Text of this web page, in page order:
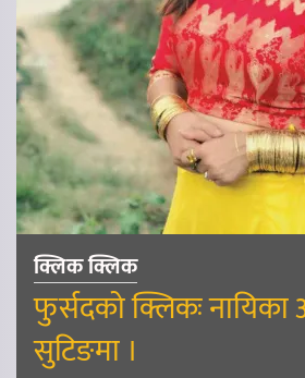
क्लिक क्लिक
फुर्सदको क्लिकः
सुटिङमा ।